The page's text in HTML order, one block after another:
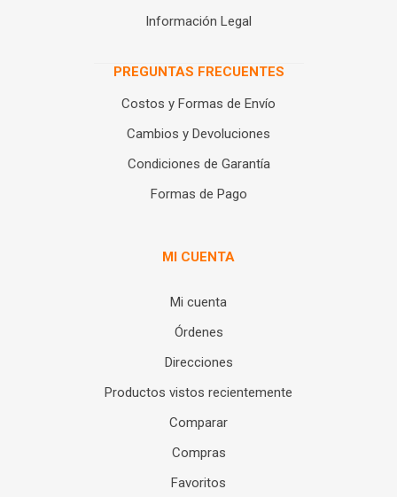
Información Legal
PREGUNTAS FRECUENTES
Costos y Formas de Envío
Cambios y Devoluciones
Condiciones de Garantía
Formas de Pago
MI CUENTA
Mi cuenta
Órdenes
Direcciones
Productos vistos recientemente
Comparar
Compras
Favoritos